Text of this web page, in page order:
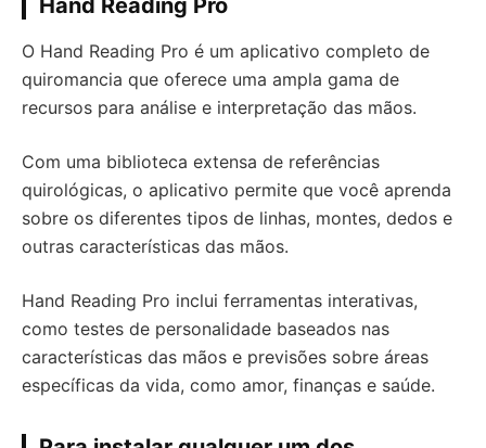
Hand Reading Pro
O Hand Reading Pro é um aplicativo completo de
quiromancia que oferece uma ampla gama de
recursos para análise e interpretação das mãos.
Com uma biblioteca extensa de referências
quirológicas, o aplicativo permite que você aprenda
sobre os diferentes tipos de linhas, montes, dedos e
outras características das mãos.
Hand Reading Pro inclui ferramentas interativas,
como testes de personalidade baseados nas
características das mãos e previsões sobre áreas
específicas da vida, como amor, finanças e saúde.